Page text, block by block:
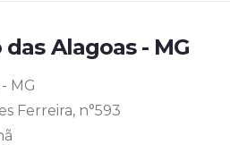
Alagoas - MG
MG
Ferreira, n°593